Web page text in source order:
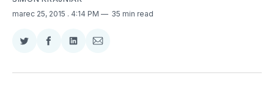
marec 25, 2015 . 4:14 PM 35 min read
Zdieľať
Twitter
Zdieľať
Facebooku
Zdieľať
LinkedIne
Zdieľať
E-